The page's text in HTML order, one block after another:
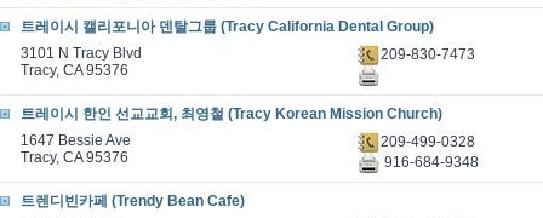
트레이시 캘리포니아 덴탈그룹 (Tracy California Dental Group)
3101 N Tracy Blvd
Tracy, CA 95376
209-830-7473
트레이시 한인 선교교회, 최영철 (Tracy Korean Mission Church)
1647 Bessie Ave
Tracy, CA 95376
209-499-0328
916-684-9348
트렌디빈카페 (Trendy Bean Cafe)